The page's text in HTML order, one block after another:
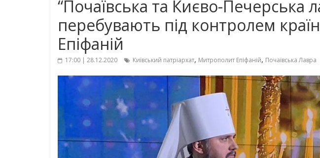
“Почаївська та Києво-Печерська
перебувають під контролем
Епіфаній
17:00 | 28.12.2020 Київський патріархат, Митрополит Епіфаній, Почаївська Лавра